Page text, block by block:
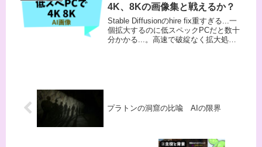
4K、8Kの画像集と戦えるか？
Stable Diffusionのhire fix重すぎる...一
個拡大するのに低スペックPCだと数十
分かかる...。高速で破綻なく拡大処理
プラトンの洞窟の比喩 AIの限界